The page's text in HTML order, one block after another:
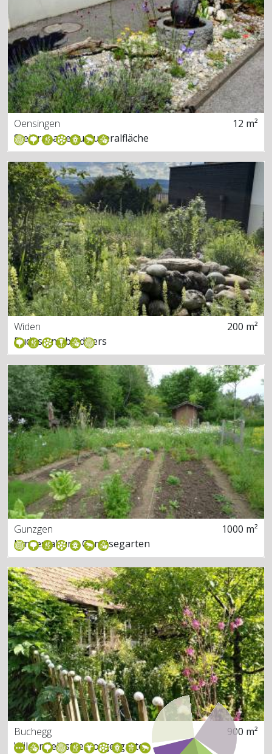
Oensingen
12 m²
Steinrabatte zu Ruderalfläche
Widen
200 m²
Rudus und biodivers
Gunzgen
1000 m²
Umgestaltung Gemüsegarten
Buchegg
900 m²
Wilder Selbstversorgergarten